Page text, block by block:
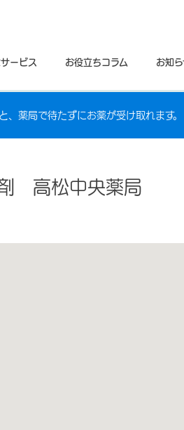
ービス お役立ちコラム お知
、薬局で待たずにお薬が受け取れます。
高松中央薬局